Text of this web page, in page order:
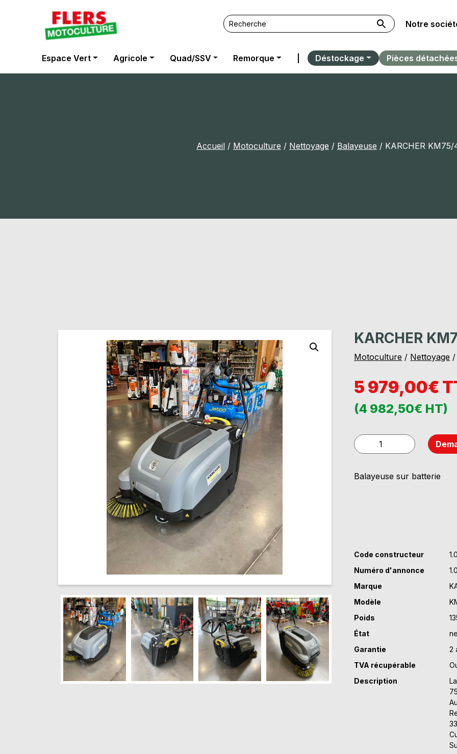
Notre
Espace Vert Agricole Quad/SSV Remorque Déstockage Pièces
Accueil / Motoculture / Nettoyage / Balayeuse / KARCHER KM75/
KARCHER
Motoculture / Nettoyage /
5 979,00€
(4 982,50€ HT)
quantité
de
KM75/40
Balayeuse sur batterie
Code constructeur
Numéro d'annonce
Marque
Modèle
Poids
État
Garantie
2
TVA récupérable
Description